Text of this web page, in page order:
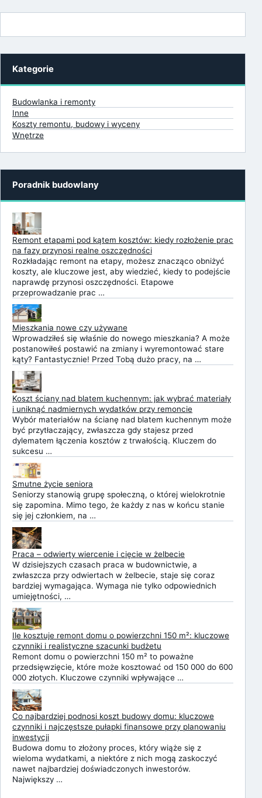
Kategorie
Budowlanka i remonty
Inne
Koszty remontu, budowy i wyceny
Wnętrze
Poradnik budowlany
Remont etapami pod kątem kosztów: kiedy rozłożenie prac
na fazy przynosi realne oszczędności
Rozkładając remont na etapy, możesz znacząco obniżyć
koszty, ale kluczowe jest, aby wiedzieć, kiedy to podejście
naprawdę przynosi oszczędności. Etapowe
przeprowadzanie prac …
Mieszkania nowe czy używane
Wprowadziłeś się właśnie do nowego mieszkania? A może
postanowiłeś postawić na zmiany i wyremontować stare
kąty? Fantastycznie! Przed Tobą dużo pracy, na …
Koszt ściany nad blatem kuchennym: jak wybrać materiały
i uniknąć nadmiernych wydatków przy remoncie
Wybór materiałów na ścianę nad blatem kuchennym może
być przytłaczający, zwłaszcza gdy stajesz przed
dylematem łączenia kosztów z trwałością. Kluczem do
sukcesu …
Smutne życie seniora
Seniorzy stanowią grupę społeczną, o której wielokrotnie
się zapomina. Mimo tego, że każdy z nas w końcu stanie
się jej członkiem, na …
Praca – odwierty wiercenie i cięcie w żelbecie
W dzisiejszych czasach praca w budownictwie, a
zwłaszcza przy odwiertach w żelbecie, staje się coraz
bardziej wymagająca. Wymaga nie tylko odpowiednich
umiejętności, …
Ile kosztuje remont domu o powierzchni 150 m²: kluczowe
czynniki i realistyczne szacunki budżetu
Remont domu o powierzchni 150 m² to poważne
przedsięwzięcie, które może kosztować od 150 000 do 600
000 złotych. Kluczowe czynniki wpływające …
Co najbardziej podnosi koszt budowy domu: kluczowe
czynniki i najczęstsze pułapki finansowe przy planowaniu
inwestycji
Budowa domu to złożony proces, który wiąże się z
wieloma wydatkami, a niektóre z nich mogą zaskoczyć
nawet najbardziej doświadczonych inwestorów.
Największy …